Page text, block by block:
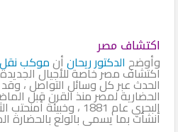
اكتشاف مصر
وأوضح الدكتور ريحانأنموكب نقل
اكتشاف مصر خاصة للأجيال
الحدث عبر كل وسائل التواصل ،
الحضارية لمصر منذ القرن قبل
أنشأت بما يسمى بالولع بالحضارة